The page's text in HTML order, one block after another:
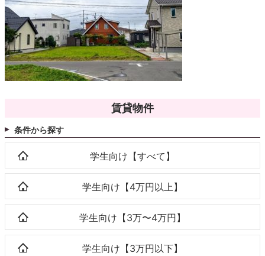
賃貸物件
条件から探す
学生向け【すべて】
学生向け【4万円以上】
学生向け【3万〜4万円】
学生向け【3万円以下】